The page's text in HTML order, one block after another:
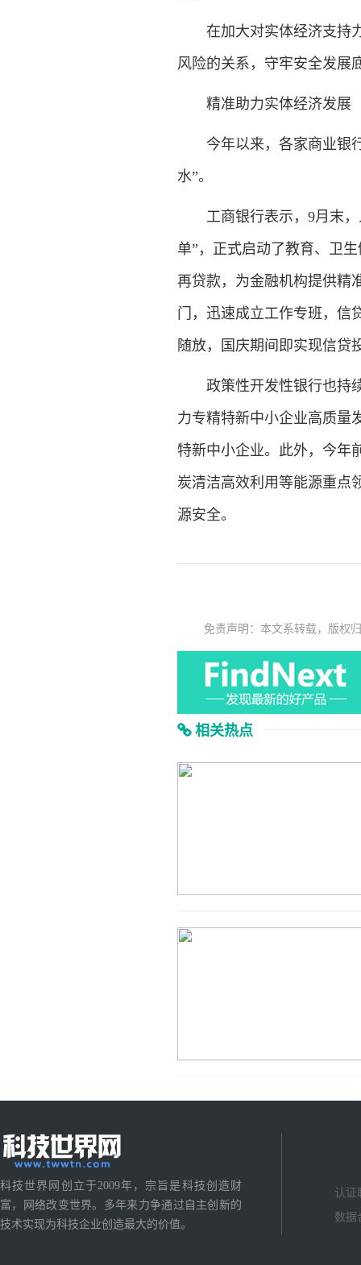
在加大对实体经济支持力
风险的关系，守牢安全发展
精准助力实体经济发展
今年以来，各家商业银行
水”。
工商银行表示，9月末，
单”，正式启动了教育、卫
再贷款，为金融机构提供精
门，迅速成立工作专班，信
随放，国庆期间即实现信贷
政策性开发性银行也持续
力专精特新中小企业高质量
特新中小企业。此外，今年
炭清洁高效利用等能源重点
源安全。
免责声明：本文系转载，版权
相关热点
科技世界网创立于2009年，宗旨是科技创造财
富，网络改变世界。多年来力争通过自主创新的
技术实现为科技企业创造最大的价值。
认证
数据